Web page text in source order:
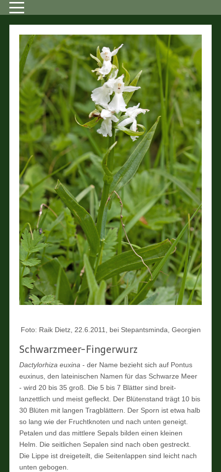
Foto: Raik Dietz, 22.6.2011, bei Stepantsminda, Georgien
Schwarzmeer-Fingerwurz
Dactylorhiza euxina - der Name bezieht sich auf Pontus
euxinus, den lateinischen Namen für das Schwarze Meer
- wird 20 bis 35 groß. Die 5 bis 7 Blätter sind breit-
lanzettlich und meist gefleckt. Der Blütenstand trägt 10 bis
30 Blüten mit langen Tragblättern. Der Sporn ist etwa halb
so lang wie der Fruchtknoten und nach unten geneigt.
Petalen und das mittlere Sepals bilden einen kleinen
Helm. Die seitlichen Sepalen sind nach oben gestreckt.
Die Lippe ist dreigeteilt, die Seitenlappen sind leicht nach
unten gebogen.